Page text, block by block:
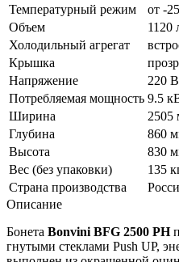
Температурный режим
от -
Объем
1120
Холодильный агрегат
Крышка
Напряжение
220 В
Потребляемая мощность 9.5
Ширина
2505
Глубина
860
Высота
830
Вес (без упаковки)
135
Страна производства
Описание
Бонета Bonvini BFG 2500 PH
гнутыми стеклами Push UP,